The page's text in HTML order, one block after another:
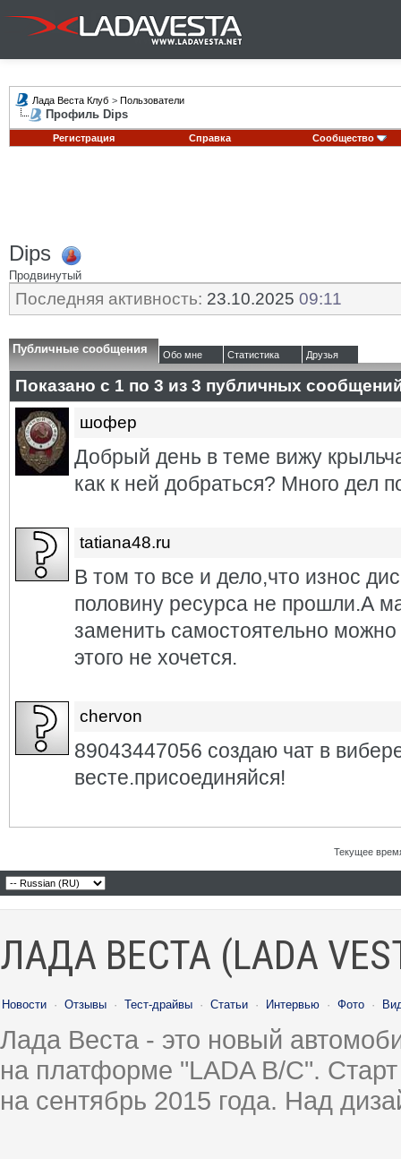
Лада Веста Клуб > Пользователи
Профиль Dips
Регистрация Справка Сообщество
Dips
Продвинутый
Последняя активность: 23.10.2025 09:11
Публичные сообщения Обо мне Статистика Друзья
Показано с 1 по 3 из 3 публичных
шофер
Добрый день в теме вижу
как к ней добраться? Много дел
tatiana48.ru
В том то все и дело,что износ
половину ресурса не прошли.А
заменить самостоятельно можно
этого не хочется.
chervon
89043447056 создаю чат в
весте.присоединяйся!
Текущее
ЛАДА ВЕСТА (LADA
Новости · Отзывы · Тест-драйвы · Статьи · Интервью · Фото ·
Лада Веста - это новый
на платформе "LADA B/C".
на сентябрь 2015 года. Над